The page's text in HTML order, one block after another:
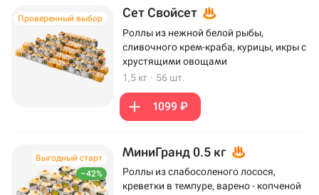
Проверенный выбор Сет Свойсет
Роллы из нежной белой рыбы,
сливочного крем-краба, курицы, икры с
хрустящими овощами
1,5 кг · 56 шт.
1099 ₽
–42%
Выгодный старт МиниГранд 0.5 кг
Роллы из слабосоленого лосося,
креветки в темпуре, варено - копченой